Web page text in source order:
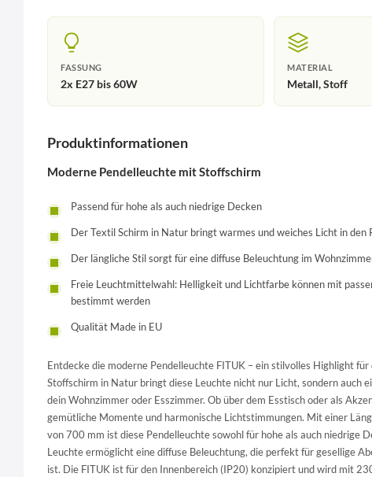
FASSUNG
2x E27 bis 60W
MATERIAL
Metall, Stoff
Produktinformationen
Moderne Pendelleuchte mit Stoffschirm
Passend für hohe als auch niedrige Decken
Der Textil Schirm in Natur bringt warmes und weiches Licht in
Der längliche Stil sorgt für eine diffuse Beleuchtung im
Freie Leuchtmittelwahl: Helligkeit und Lichtfarbe können mit
bestimmt werden
Qualität Made in EU
Entdecke die moderne Pendelleuchte FITUK – ein stilvolles Highlight
Stoffschirm in Natur bringt diese Leuchte nicht nur Licht, sondern auch
dein Wohnzimmer oder Esszimmer. Ob über dem Esstisch oder als
gemütliche Momente und harmonische Lichtstimmungen. Mit einer
von 700 mm ist diese Pendelleuchte sowohl für hohe als auch niedrige
Leuchte ermöglicht eine diffuse Beleuchtung, die perfekt für gesellige
ist. Die FITUK ist für den Innenbereich (IP20) konzipiert und wird mit